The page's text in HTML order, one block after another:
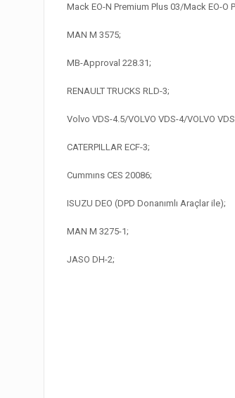
Mack EO-N Premium Plus 03/Mack EO-O
MAN M 3575;
MB-Approval 228.31;
RENAULT TRUCKS RLD-3;
Volvo VDS-4.5/VOLVO VDS-4/VOLVO
CATERPILLAR ECF-3;
Cummıns CES 20086;
ISUZU DEO (DPD Donanımlı Araçlar ile);
MAN M 3275-1;
JASO DH-2;